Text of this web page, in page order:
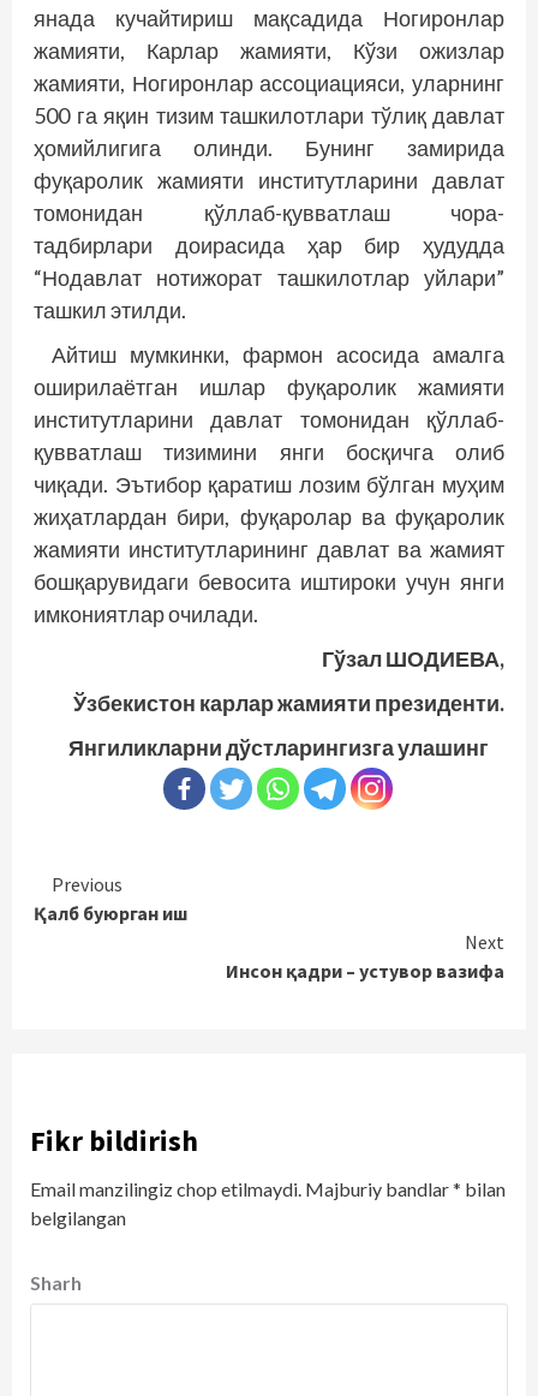
янада кучайтириш мақсадида Ногиронлар
жамияти, Карлар жамияти, Кўзи ожизлар
жамияти, Ногиронлар ассоциацияси, уларнинг
500 га яқин тизим ташкилотлари тўлиқ давлат
ҳомийлигига олинди. Бунинг замирида
фуқаролик жамияти институтларини давлат
томонидан қўллаб-қувватлаш чора-
тадбирлари доирасида ҳар бир ҳудудда
“Нодавлат нотижорат ташкилотлар уйлари”
ташкил этилди.
Айтиш мумкинки, фармон асосида амалга
оширилаётган ишлар фуқаролик жамияти
институтларини давлат томонидан қўллаб-
қувватлаш тизимини янги босқичга олиб
чиқади. Эътибор қаратиш лозим бўлган муҳим
жиҳатлардан бири, фуқаролар ва фуқаролик
жамияти институтларининг давлат ва жамият
бошқарувидаги бевосита иштироки учун янги
имкониятлар очилади.
Гўзал ШОДИЕВА,
Ўзбекистон карлар жамияти президенти.
Янгиликларни дўстларингизга улашинг
Continue
Reading
Previous
Қалб буюрган иш
Next
Инсон қадри – устувор вазифа
Fikr bildirish
Email manzilingiz chop etilmaydi. Majburiy bandlar* bilan
belgilangan
Sharh